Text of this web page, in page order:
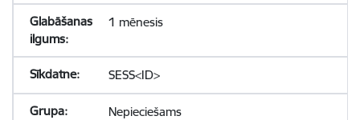
1 mēnesis
SESS<ID>
Nepieciešams